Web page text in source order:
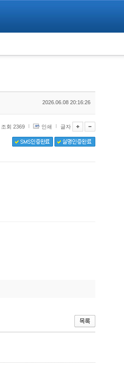
2026.06.08 20:16:26
조회 2369 인쇄 글자